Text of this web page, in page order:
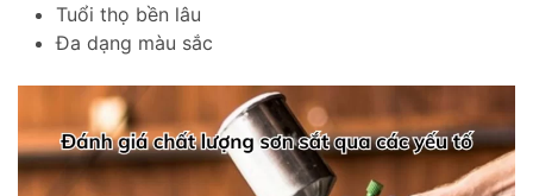
Tuổi thọ bền lâu
Đa dạng màu sắc